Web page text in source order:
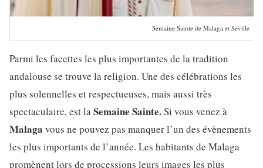
Semaine Sainte de Malaga et Seville
Parmi les facettes les plus importantes de la tradition
andalouse se trouve la religion. Une des célébrations les
plus solennelles et respectueuses, mais aussi très
spectaculaire, est laSemaine Sainte.Si vous venez à
Malaga vous ne pouvez pas manquer l’un des évènements
les plus importants de l’année. Les habitants de Malaga
promènent lors de processions leurs images les plus